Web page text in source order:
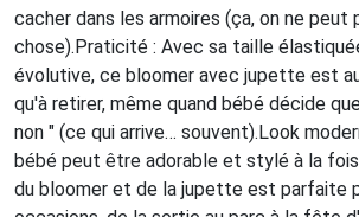
cacher dans les armoires (ça, on ne peut
chose).Praticité : Avec sa taille
évolutive, ce bloomer avec jupette est
qu'à retirer, même quand bébé décide
non " (ce qui arrive… souvent).Look
bébé peut être adorable et stylé à la
du bloomer et de la jupette est parfaite